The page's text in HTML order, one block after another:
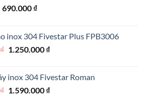
Giá
890.000 ₫.
690.000 ₫Giá
là:
690.000 ₫.
inox 304 Fivestar Plus FPB3006
₫ Giá
1.950.000 ₫.
1.250.000 ₫Giá
là:
1.250.000 ₫.
inox 304 Fivestar Roman
₫ Giá
1.590.000 ₫Giá